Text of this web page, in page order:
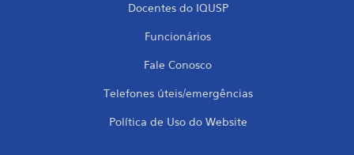
Docentes do IQUSP
Funcionários
Fale Conosco
Telefones úteis/emergências
Política de Uso do Website